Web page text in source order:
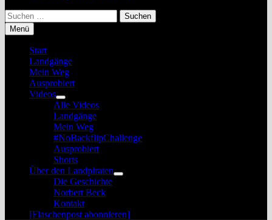
Suchen
nach:
Menü
Start
Landgänge
Mein Weg
Ausprobiert
Videos
Untermenü
anzeigen
Alle Videos
Landgänge
Mein Weg
#NoBackflipChallenge
Ausprobiert
Shorts
Über den Landpiraten
Untermenü
Die Geschichte
Norbert Beck
Kontakt
[Flaschenpost abonnieren]